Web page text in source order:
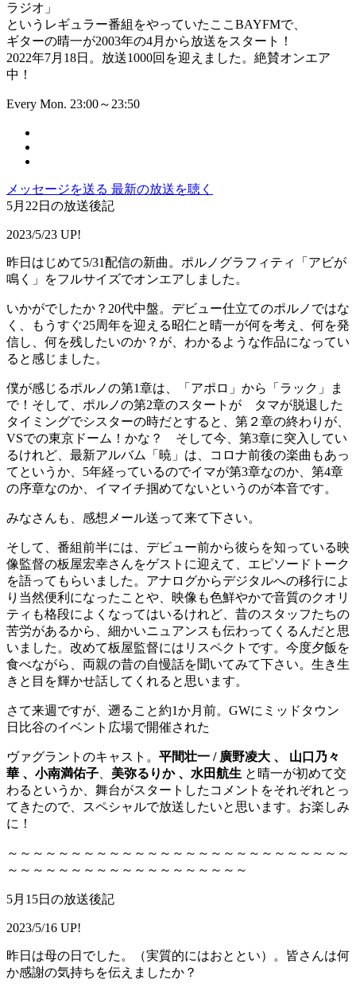
ラジオ」
というレギュラー番組をやっていたここBAYFMで、
ギターの晴一が2003年の4月から放送をスタート！
2022年7月18日。放送1000回を迎えました。絶賛オンエア
中！
Every Mon. 23:00～23:50
メッセージを送る 最新の放送を聴く
5月22日の放送後記
2023/5/23 UP!
昨日はじめて5/31配信の新曲。ポルノグラフィティ「アビが
鳴く」をフルサイズでオンエアしました。
いかがでしたか？20代中盤。デビュー仕立てのポルノではな
く、もうすぐ25周年を迎える昭仁と晴一が何を考え、何を発
信し、何を残したいのか？が、わかるような作品になってい
ると感じました。
僕が感じるポルノの第1章は、「アポロ」から「ラック」ま
で！そして、ポルノの第2章のスタートが タマが脱退した
タイミングでシスターの時だとすると、第２章の終わりが、
VSでの東京ドーム！かな？ そして今、第3章に突入してい
るけれど、最新アルバム「暁」は、コロナ前後の楽曲もあっ
てというか、5年経っているのでイマが第3章なのか、第4章
の序章なのか、イマイチ掴めてないというのが本音です。
みなさんも、感想メール送って来て下さい。
そして、番組前半には、デビュー前から彼らを知っている映
像監督の板屋宏幸さんをゲストに迎えて、エピソードトーク
を語ってもらいました。アナログからデジタルへの移行によ
り当然便利になったことや、映像も色鮮やかで音質のクオリ
ティも格段によくなってはいるけれど、昔のスタッフたちの
苦労があるから、細かいニュアンスも伝わってくるんだと思
いました。改めて板屋監督にはリスペクトです。今度夕飯を
食べながら、両親の昔の自慢話を聞いてみて下さい。生き生
きと目を輝かせ話してくれると思います。
さて来週ですが、遡ること約1か月前。GWにミッドタウン
日比谷のイベント広場で開催された
ヴァグラントのキャスト。 平間壮一 / 廣野凌大 、 山口乃々
華 、 小南満佑子 美弥るりか 、水田航生 と晴一が初めて交
わるというか、舞台がスタートしたコメントをそれぞれとっ
てきたので、スペシャルで放送したいと思います。お楽しみ
に！
～～～～～～～～～～～～～～～～～～～～～～～～～～～
～～～～～～～～～～～～～～～～～～～
5月15日の放送後記
2023/5/16 UP!
昨日は母の日でした。（実質的にはおととい）。皆さんは何
か感謝の気持ちを伝えましたか？